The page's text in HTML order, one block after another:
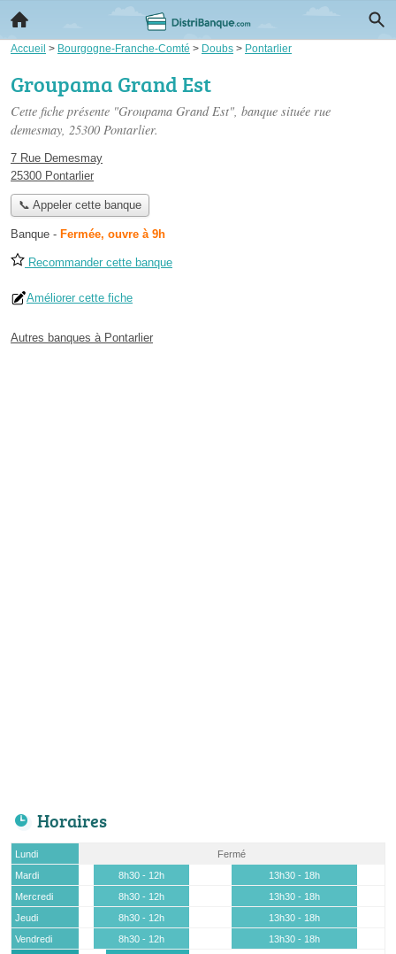
Accueil > Bourgogne-Franche-Comté > Doubs > Pontarlier
Groupama Grand Est
Cette fiche présente "Groupama Grand Est", banque située rue
demesmay, 25300 Pontarlier.
7 Rue Demesmay
25300 Pontarlier
📞 Appeler cette banque
Banque - Fermée, ouvre à 9h
Recommander cette banque
Améliorer cette fiche
Autres banques à Pontarlier
Horaires
Lundi
Fermé
Mardi
8h30 - 12h
13h30 - 18h
Mercredi
8h30 - 12h
13h30 - 18h
Jeudi
8h30 - 12h
13h30 - 18h
Vendredi
8h30 - 12h
13h30 - 18h